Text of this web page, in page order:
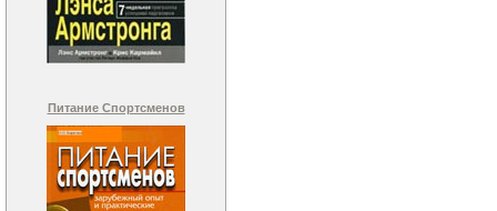
Питание Спортсменов